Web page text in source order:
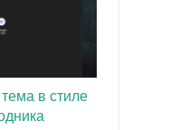
в стиле